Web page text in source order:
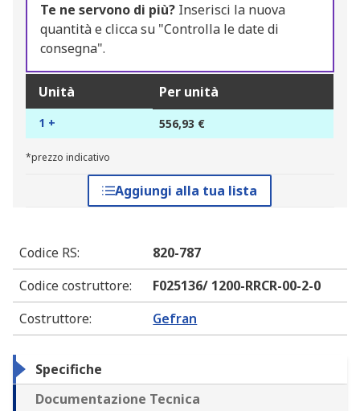
Te ne servono di più? Inserisci la nuova
quantità e clicca su "Controlla le date di
consegna".
Unità Per unità
1 + 556,93 €
*prezzo indicativo
Aggiungi alla tua lista
Codice RS:
820-787
Codice costruttore:
F025136/ 1200-RRCR-00-2-0
Costruttore: Gefran
Specifiche
Documentazione Tecnica